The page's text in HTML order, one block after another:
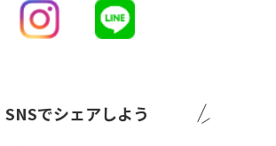
SNSでシェアしよう